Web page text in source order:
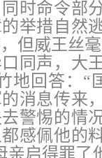
时命令部
举措自然
但威王丝
同声，大
地回答：“
消息传来
警惕的情
感佩他的
亲启得罪